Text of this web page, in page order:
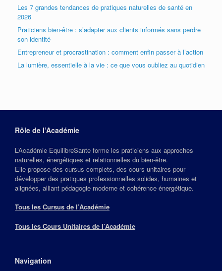
Les 7 grandes tendances de pratiques naturelles de santé en
2026
Praticiens bien-être : s’adapter aux clients informés sans perdre
son identité
Entrepreneur et procrastination : comment enfin passer à l’action
La lumière, essentielle à la vie : ce que vous oubliez au quotidien
Rôle de l’Académie
L’Académie EquilibreSante forme les praticiens aux approches
naturelles, énergétiques et relationnelles du bien‑être.
Elle propose des cursus complets, des cours unitaires pour
développer des pratiques professionnelles solides, humaines et
alignées, alliant pédagogie moderne et cohérence énergétique.
Tous les Cursus de l’Académie
Tous les Cours Unitaires de l’Académie
Navigation